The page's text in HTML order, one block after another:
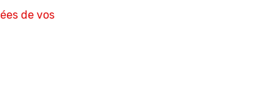
de vos